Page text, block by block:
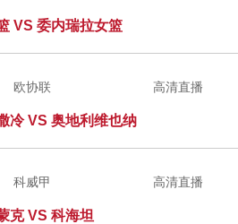
VS 委内瑞拉女篮
欧协联
冷 VS 奥地利维也纳
高清直播
科威甲
克 VS 科海坦
高清直播